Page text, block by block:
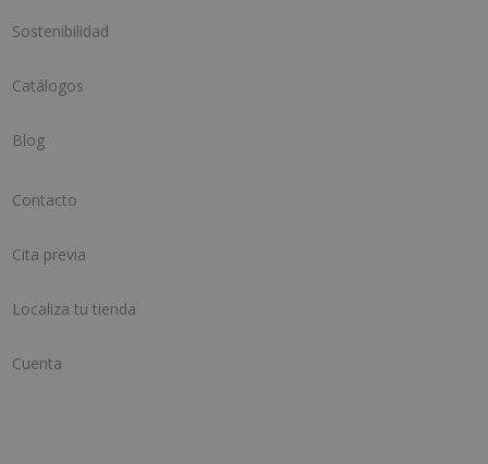
Sostenibilidad
Catálogos
Blog
Contacto
Cita previa
Localiza tu tienda
Cuenta